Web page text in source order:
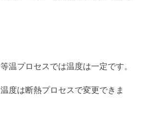
等温プロセスでは温度は一定です。
温度は断熱プロセスで変更できま